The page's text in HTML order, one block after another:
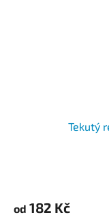
Tekutý
od 182 Kč